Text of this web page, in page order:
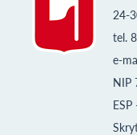
24-
tel.
e-
NIP